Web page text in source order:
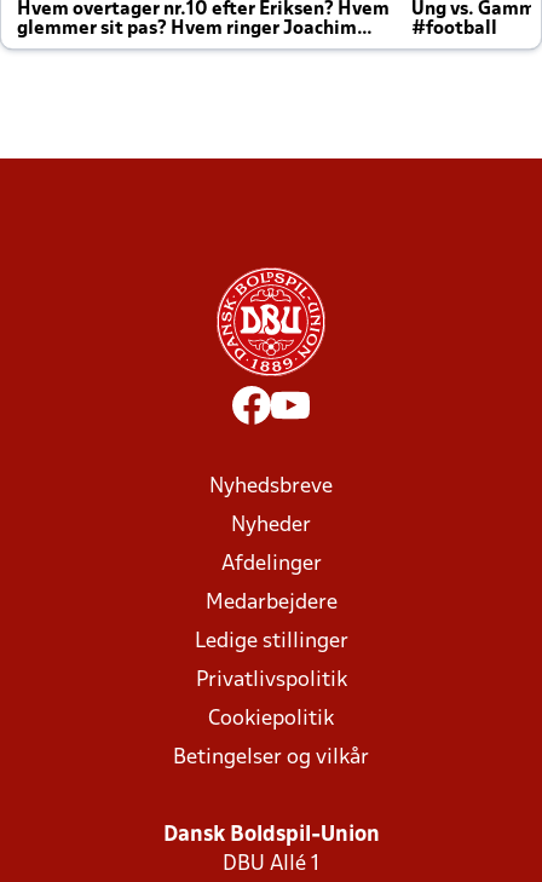
Hvem overtager nr.10 efter Eriksen? Hvem
glemmer sit pas? Hvem ringer Joachim
altid til efter kampe?
Ung vs.
#football
Nyhedsbreve
Nyheder
Afdelinger
Medarbejdere
Ledige stillinger
Privatlivspolitik
Cookiepolitik
Betingelser og vilkår
Dansk Boldspil-Union
DBU Allé 1